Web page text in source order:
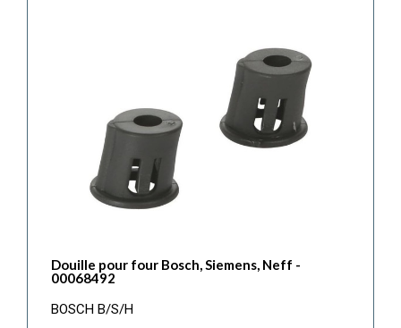
Douille pour four Bosch, Siemens, Neff -
00068492
BOSCH B/S/H